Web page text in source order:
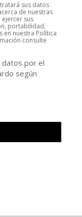
sus datos
de nuestras
sus
portabilidad,
en nuestra Política
consulte
por el
según